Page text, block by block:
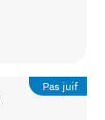
Pas juif